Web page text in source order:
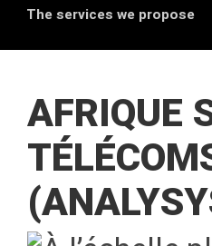
The services we propose
AFRIQUE